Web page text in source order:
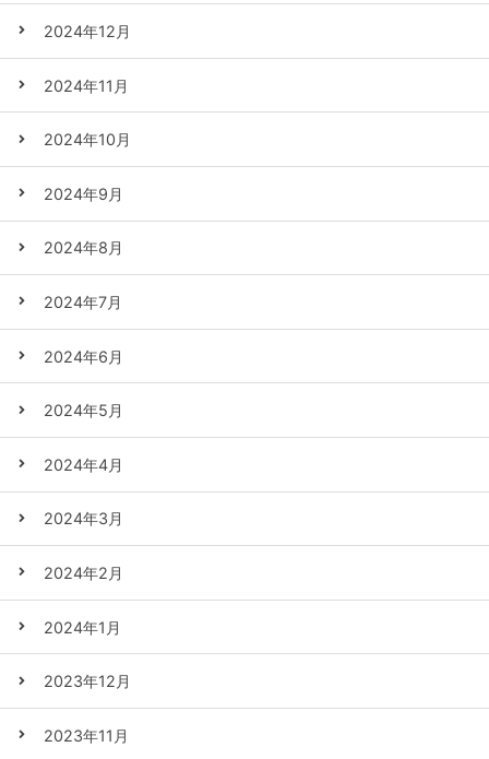
2024年12月
2024年11月
2024年10月
2024年9月
2024年8月
2024年7月
2024年6月
2024年5月
2024年4月
2024年3月
2024年2月
2024年1月
2023年12月
2023年11月